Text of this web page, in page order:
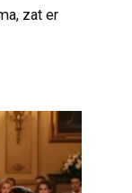
zat er